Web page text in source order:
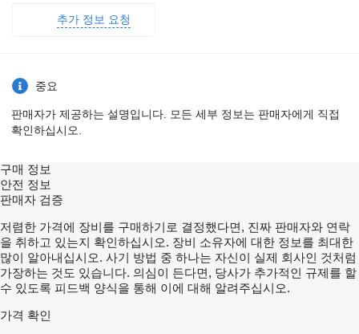
추가 정보 요청
중요
판매자가 제공하는 설명입니다. 모든 세부 정보는 판매자에게 직접
확인하십시오.
구매 정보
안전 정보
판매자 검증
저렴한 가격에 장비를 구매하기로 결정했다면, 진짜 판매자와 연락
을 취하고 있는지 확인하십시오. 장비 소유자에 대한 정보를 최대한
많이 알아내십시오. 사기 방법 중 하나는 자신이 실제 회사인 것처럼
가장하는 것도 있습니다. 의심이 든다면, 당사가 추가적인 규제를 할
수 있도록 피드백 양식을 통해 이에 대해 알려주십시오.
가격 확인